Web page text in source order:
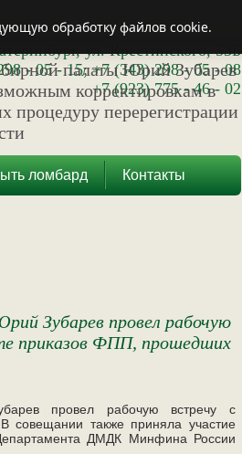
ул. Крестинского, 53Б
- 05 - 15; +7 (343) 298 - 05 - 08
+7 (923) 775 - 46 - 02
ломбард Контакты
Зубарев провел рабочую
приказов ФПП, прошедших
провел рабочую встречу с
совещании также приняла участие
ДМДК Минфина России
обработку файлов cookie.